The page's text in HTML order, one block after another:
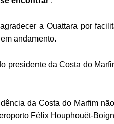
a Ouattara por
andamento.
presidente da Costa do
da Costa do Marfim
Félix Houphouët-